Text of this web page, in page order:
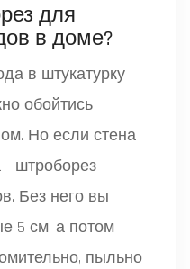
для
в доме?
в штукатурку
обойтись
Но если стена
- штроборез
Без него вы
5 см, а потом
пыльно